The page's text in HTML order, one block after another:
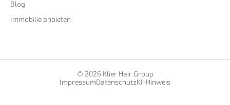
Blog
Immobilie anbieten
© 2026 Klier Hair Group
ImpressumDatenschutzKI-Hinweis